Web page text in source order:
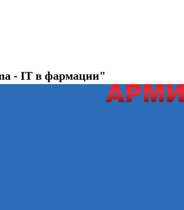
- IT в фармации"